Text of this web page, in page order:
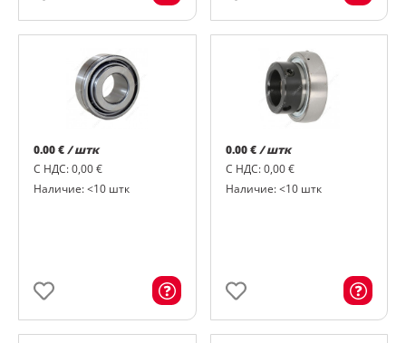
0.00 €/ штк
С НДС: 0,00 €
Наличие: <10 штк
0.00 € / штк
С НДС: 0,00 €
Наличие: <10 штк